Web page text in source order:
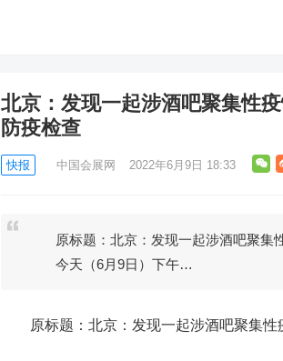
北京：发现一起涉酒吧聚集性
防疫检查
快报 中国会展网 2022年6月9日 18:33
原标题：北京：发现一起涉酒吧聚集
今天（6月9日）下午…
原标题：北京：发现一起涉酒吧聚集性